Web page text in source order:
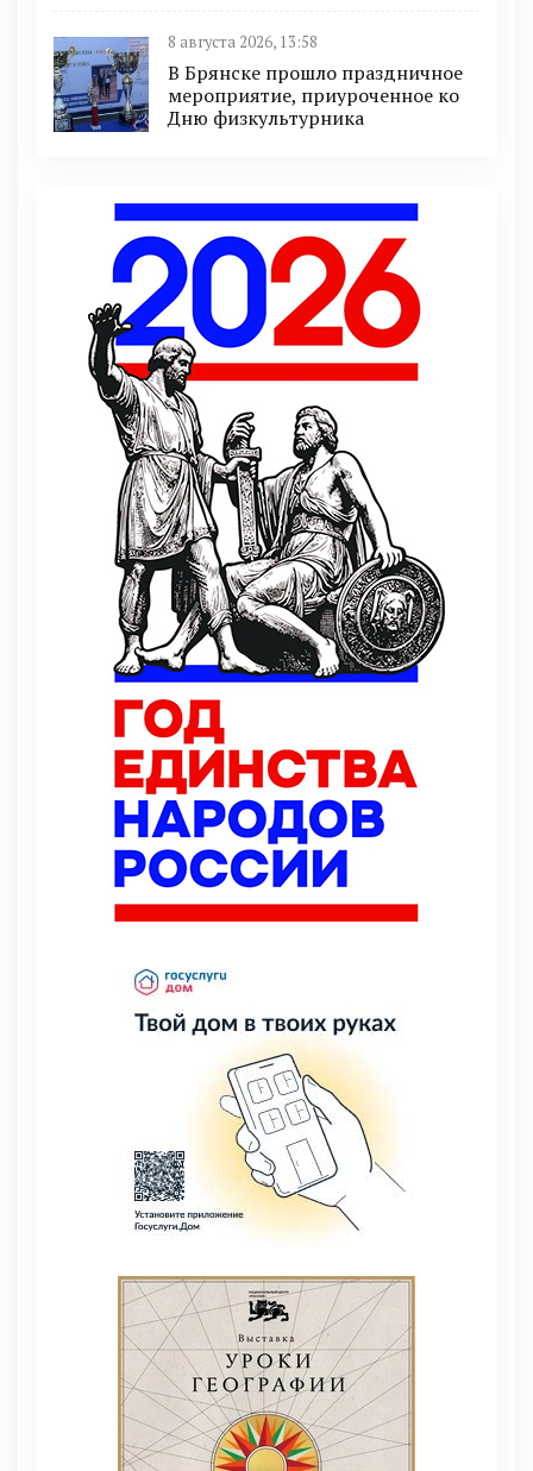
8 августа 2026, 13:58
В Брянске прошло праздничное
мероприятие, приуроченное ко
Дню физкультурника